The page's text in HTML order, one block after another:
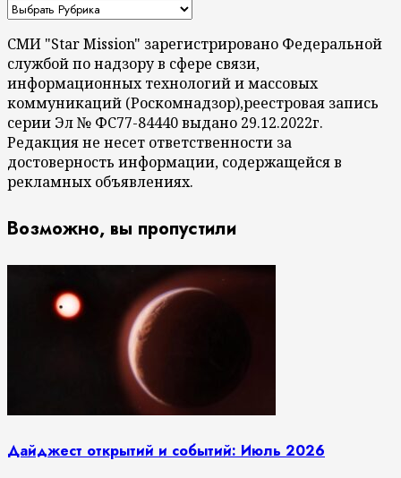
СМИ "Star Mission" зарегистрировано Федеральной
службой по надзору в сфере связи,
информационных технологий и массовых
коммуникаций (Роскомнадзор),реестровая запись
серии Эл № ФС77-84440 выдано 29.12.2022г.
Редакция не несет ответственности за
достоверность информации, содержащейся в
рекламных объявлениях.
Возможно, вы пропустили
Дайджест открытий и событий: Июль 2026